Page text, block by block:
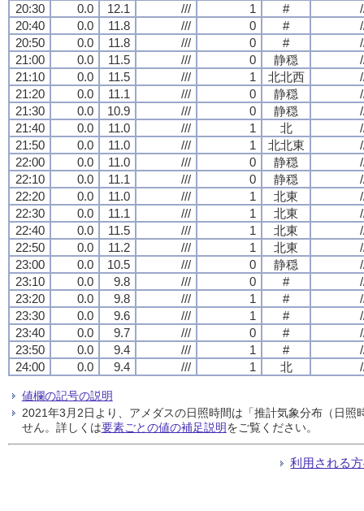
20:30
0.0 12.1 /// 1 #
20:40
0.0 11.8 /// 0 #
20:50
0.0 11.8 /// 0 #
21:00
0.0 11.5 /// 0 静穏
21:10
0.0 11.5 /// 1 北北西
21:20
0.0 11.1 /// 0 静穏
21:30
0.0 10.9 /// 0 静穏
21:40
0.0 11.0 /// 1 北
21:50
0.0 11.0 /// 1 北北東
22:00
0.0 11.0 /// 0 静穏
22:10
0.0 11.1 /// 0 静穏
22:20
0.0 11.0 /// 1 北東
22:30
0.0 11.1 /// 1 北東
22:40
0.0 11.5 /// 1 北東
22:50
0.0 11.2 /// 1 北東
23:00
0.0 10.5 /// 0 静穏
23:10
0.0 9.8 /// 0 #
23:20
0.0 9.8 /// 1 #
23:30
0.0 9.6 /// 1 #
23:40
0.0 9.7 /// 0 #
23:50
0.0 9.4 /// 1 #
24:00
0.0 9.4 /// 1 北
値欄の記号の説明
2021年3月2日より、アメダスの日照時間は「推計気象分布（日
せん。詳しくは要素ごとの値の補足説明をご覧ください。
利用される